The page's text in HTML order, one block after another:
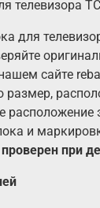
телевизора
для
сайте
размер,
расположение
и
проверен при